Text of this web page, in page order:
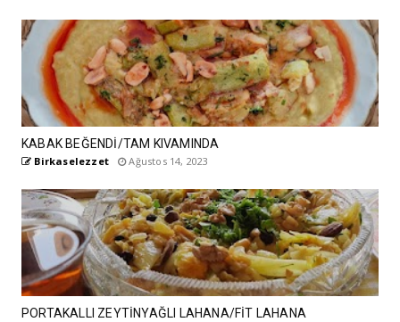
KABAK BEĞENDİ/TAM KIVAMINDA
Birkaselezzet Ağustos 14, 2023
PORTAKALLI ZEYTİNYAĞLI LAHANA/FİT LAHANA